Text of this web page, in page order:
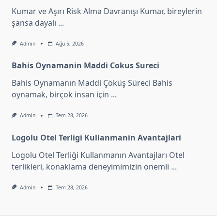
Kumar ve Aşırı Risk Alma Davranışı Kumar, bireylerin
şansa dayalı ...
Admin Ağu 5, 2026
Bahis Oynamanin Maddi Cokus Sureci
Bahis Oynamanın Maddi Çöküş Süreci Bahis
oynamak, birçok insan için ...
Admin Tem 28, 2026
Logolu Otel Terligi Kullanmanin Avantajlari
Logolu Otel Terliği Kullanmanın Avantajları Otel
terlikleri, konaklama deneyimimizin önemli ...
Admin Tem 28, 2026